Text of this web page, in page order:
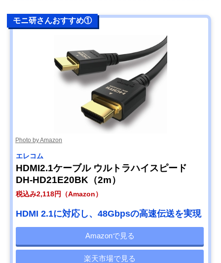
モニ研さんおすすめ①
Photo by Amazon
エレコム
HDMI2.1ケーブル ウルトラハイスピード
DH-HD21E20BK（2m）
税込み2,118円（Amazon）
HDMI 2.1に対応し、48Gbpsの高速伝送を実現
Amazonで見る
楽天市場で見る